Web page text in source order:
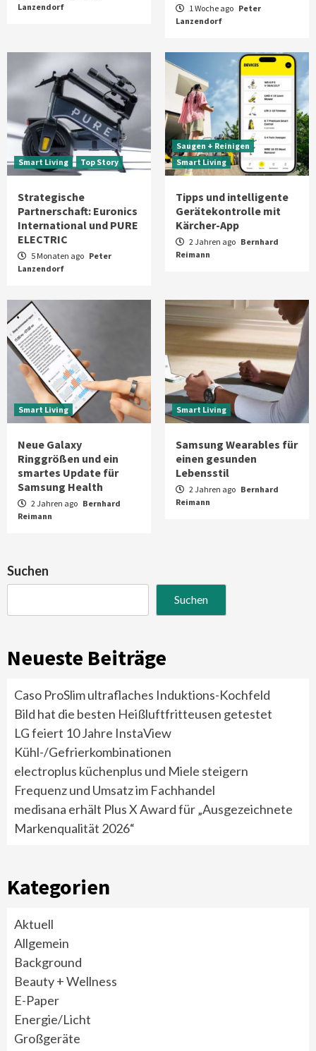
Lanzendorf
1 Woche ago Peter
Lanzendorf
Smart Living Top Story
Strategische
Partnerschaft: Euronics
International und PURE
ELECTRIC
5 Monaten ago Peter
Lanzendorf
Saugen + Reinigen
Smart Living
Tipps und intelligente
Gerätekontrolle mit
Kärcher-App
2 Jahren ago Bernhard
Reimann
Smart Living
Neue Galaxy
Ringgrößen und ein
smartes Update für
Samsung Health
2 Jahren ago Bernhard
Reimann
Smart Living
Samsung Wearables für
einen gesunden
Lebensstil
2 Jahren ago Bernhard
Reimann
Suchen
Suchen
Neueste Beiträge
Caso ProSlim ultraflaches Induktions-Kochfeld
Bild hat die besten Heißluftfritteusen getestet
LG feiert 10 Jahre InstaView
Kühl-/Gefrierkombinationen
electroplus küchenplus und Miele steigern
Frequenz und Umsatz im Fachhandel
medisana erhält Plus X Award für „Ausgezeichnete
Markenqualität 2026“
Kategorien
Aktuell
Allgemein
Background
Beauty + Wellness
E-Paper
Energie/Licht
Großgeräte